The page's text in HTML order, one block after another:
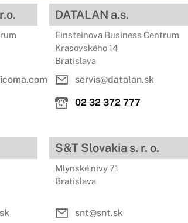
DATALAN a.s.
Einsteinova Business Centrum
Krasovského 14
Bratislava
servis@datalan.sk
02 32 372 777
S&T Slovakia s. r. o.
Mlynské nivy 71
Bratislava
snt@snt.sk